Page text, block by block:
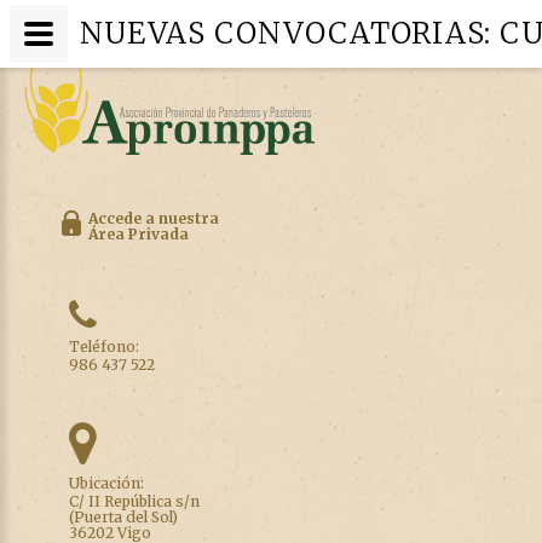
Accede a nuestra
Área Privada
Teléfono:
986 437 522
Ubicación:
C/ II República s/n
(Puerta del Sol)
36202 Vigo
NUEVAS CONVOCATORIAS: